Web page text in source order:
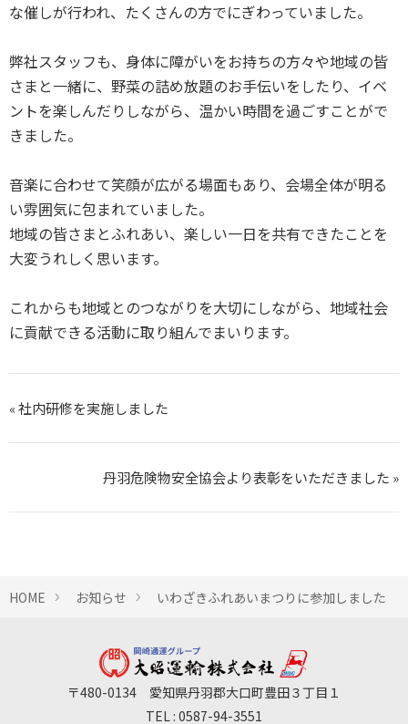
な催しが行われ、たくさんの方でにぎわっていました。
弊社スタッフも、身体に障がいをお持ちの方々や地域の皆
さまと一緒に、野菜の詰め放題のお手伝いをしたり、イベ
ントを楽しんだりしながら、温かい時間を過ごすことがで
きました。
音楽に合わせて笑顔が広がる場面もあり、会場全体が明る
い雰囲気に包まれていました。
地域の皆さまとふれあい、楽しい一日を共有できたことを
大変うれしく思います。
これからも地域とのつながりを大切にしながら、地域社会
に貢献できる活動に取り組んでまいります。
« 社内研修を実施しました
丹羽危険物安全協会より表彰をいただきました »
HOME お知らせ いわざきふれあいまつりに参加しました
〒480-0134 愛知県丹羽郡大口町豊田３丁目１
TEL : 0587-94-3551